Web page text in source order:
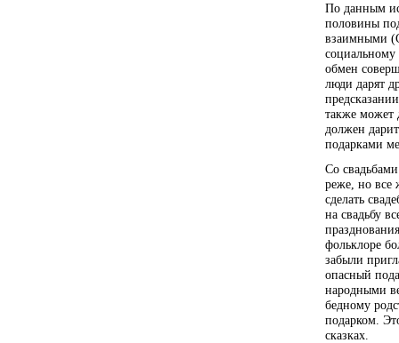
По данным
половины
взаимными
социальному
обмен
люди дарят
также может
должен
подарками
Со
реже, но все
сделать
на свадьбу
фольклоре
забыли
опасный
народными
бедному
подарком.
сказках.